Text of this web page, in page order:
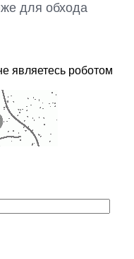
для обхода
являетесь роботом